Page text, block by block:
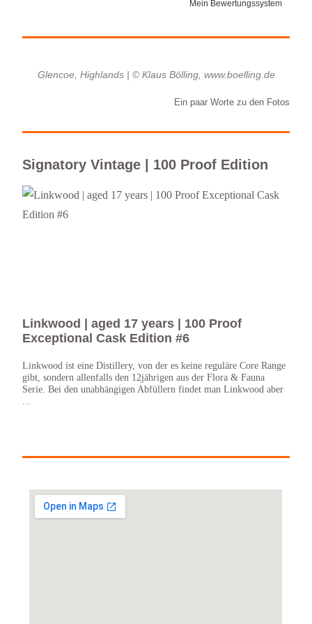
Mein Bewertungssystem
Glencoe, Highlands | © Klaus Bölling, www.boelling.de
Ein paar Worte zu den Fotos
Signatory Vintage | 100 Proof Edition
Linkwood | aged 17 years | 100 Proof
Exceptional Cask Edition #6
Linkwood ist eine Distillery, von der es keine reguläre Core Range
gibt, sondern allenfalls den 12jährigen aus der Flora & Fauna
Serie. Bei den unabhängigen Abfüllern findet man Linkwood aber